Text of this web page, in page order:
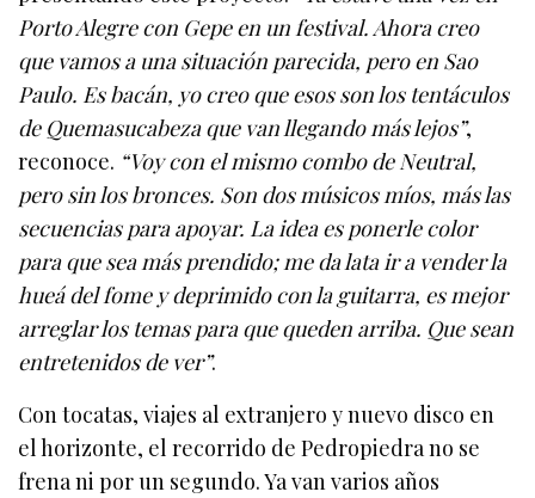
Porto Alegre con Gepe en un festival. Ahora creo
que vamos a una situación parecida, pero en Sao
Paulo. Es bacán, yo creo que esos son los tentáculos
de Quemasucabeza que van llegando más lejos”,
reconoce. “Voy con el mismo combo de Neutral,
pero sin los bronces. Son dos músicos míos, más las
secuencias para apoyar. La idea es ponerle color
para que sea más prendido; me da lata ir a vender la
hueá del fome y deprimido con la guitarra, es mejor
arreglar los temas para que queden arriba. Que sean
entretenidos de ver”.
Con tocatas, viajes al extranjero y nuevo disco en
el horizonte, el recorrido de Pedropiedra no se
frena ni por un segundo. Ya van varios años